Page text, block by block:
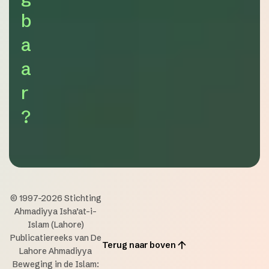
b
a
a
r
?
© 1997-2026 Stichting
Ahmadiyya Isha’at-i-
Islam (Lahore)
Publicatiereeks van De
Lahore Ahmadiyya
Beweging in de Islam:
Terug naar boven